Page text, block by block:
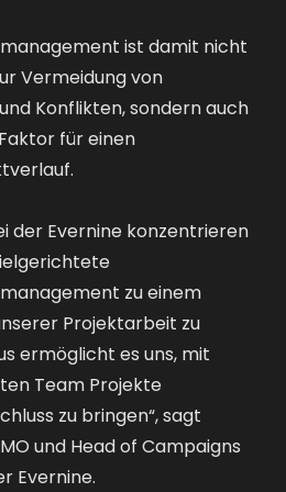
ist damit nicht
Vermeidung von
Konflikten, sondern auch
für einen
der Evernine konzentrieren
zu einem
Projektarbeit zu
ermöglicht es uns, mit
Team Projekte
zu bringen“, sagt
und Head of Campaigns
Evernine.